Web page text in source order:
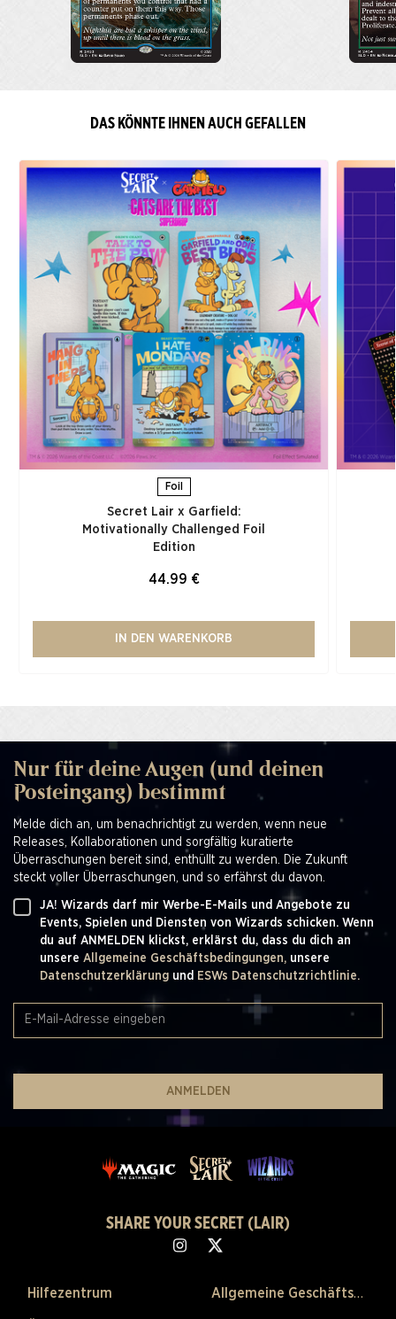
DAS KÖNNTE IHNEN AUCH GEFALLEN
Foil
Secret Lair x Garfield:
Motivationally Challenged Foil
Edition​
44.99 €
IN DEN WARENKORB
Nur für deine Augen (und deinen
Posteingang) bestimmt
Melde dich an, um benachrichtigt zu werden, wenn neue
Releases, Kollaborationen und sorgfältig kuratierte
Überraschungen bereit sind, enthüllt zu werden. Die Zukunft
steckt voller Überraschungen, und so erfährst du davon.
JA! Wizards darf mir Werbe-E-Mails und Angebote zu
Events, Spielen und Diensten von Wizards schicken. Wenn
du auf ANMELDEN klickst, erklärst du, dass du dich an
unsere Allgemeine Geschäftsbedingungen, unsere
Datenschutzerklärung und ESWs Datenschutzrichtlinie.
ANMELDEN
SHARE YOUR SECRET (LAIR)
Hilfezentrum Allgemeine Geschäftsbedingungen